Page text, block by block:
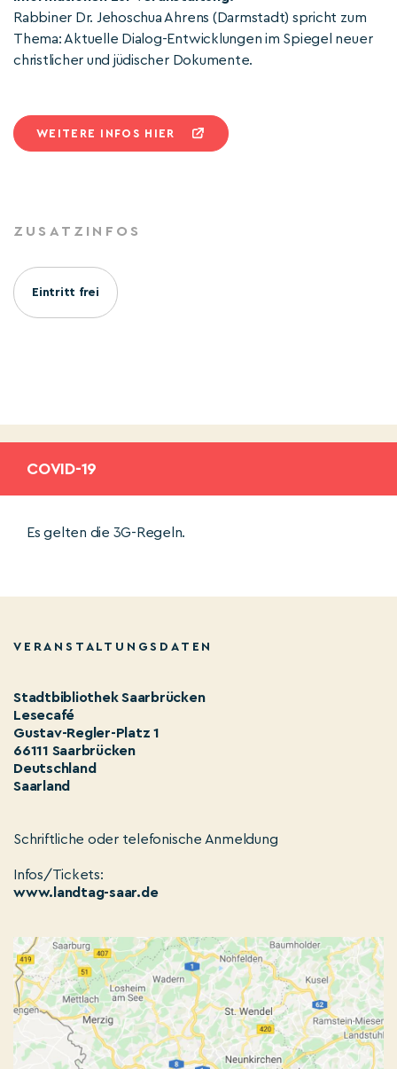
Rabbiner Dr. Jehoschua Ahrens (Darmstadt) spricht zum
Thema: Aktuelle Dialog-Entwicklungen im Spiegel neuer
christlicher und jüdischer Dokumente.
WEITERE INFOS HIER
ZUSATZINFOS
Eintritt frei
COVID-19
Es gelten die 3G-Regeln.
VERANSTALTUNGSDATEN
Stadtbibliothek Saarbrücken
Lesecafé
Gustav-Regler-Platz 1
66111 Saarbrücken
Deutschland
Saarland
Schriftliche oder telefonische Anmeldung
Infos/Tickets:
www.landtag-saar.de